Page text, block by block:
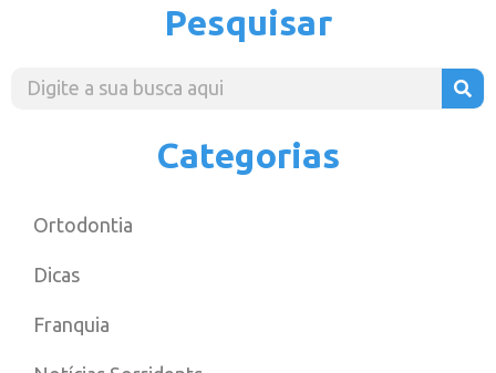
Pesquisar
Categorias
Ortodontia
Dicas
Franquia